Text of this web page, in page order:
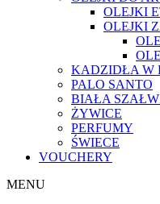
OLEJKI
OLEJKI
KADZIDŁA W
PALO SANTO
BIAŁA
ŻYWICE
PERFUMY
ŚWIECE
VOUCHERY
MENU